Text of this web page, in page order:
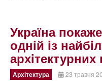
Україна
однiй iз
архiтектурних
Архітектура 23 травня